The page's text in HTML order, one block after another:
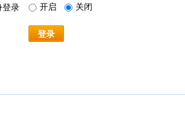
登录 开启 关闭
登录